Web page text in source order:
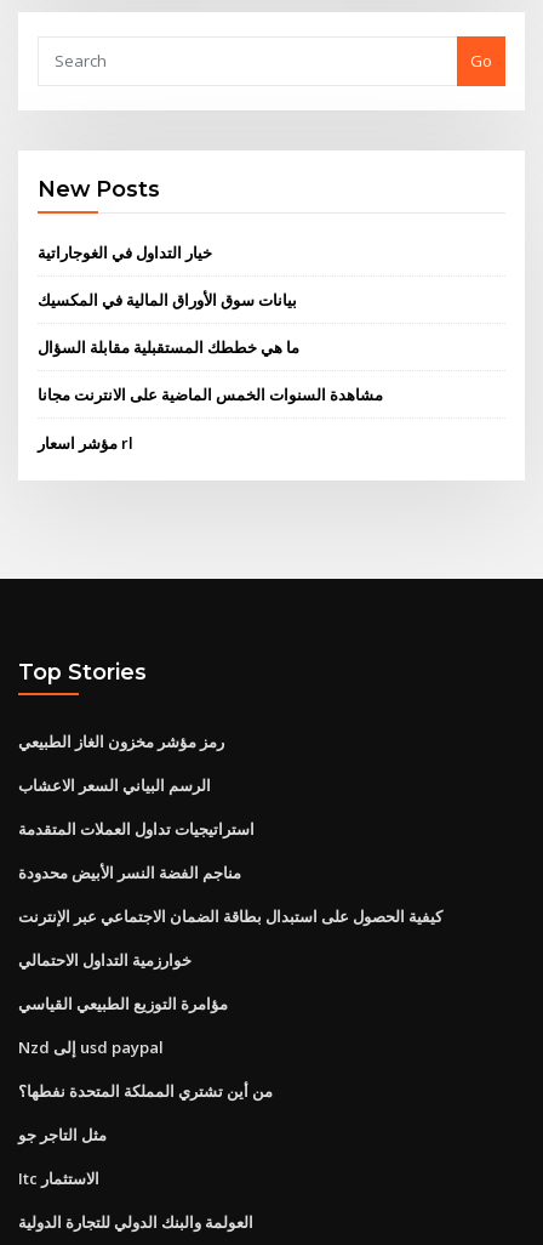
Go
New Posts
خيار التداول في الغوجاراتية
بيانات سوق الأوراق المالية في المكسيك
ما هي خططك المستقبلية مقابلة السؤال
مشاهدة السنوات الخمس الماضية على الانترنت مجانا
مؤشر اسعار rl
Top Stories
رمز مؤشر مخزون الغاز الطبيعي
الرسم البياني السعر الاعشاب
استراتيجيات تداول العملات المتقدمة
مناجم الفضة النسر الأبيض محدودة
كيفية الحصول على استبدال بطاقة الضمان الاجتماعي عبر الإنترنت
خوارزمية التداول الاحتمالي
مؤامرة التوزيع الطبيعي القياسي
Nzd إلى usd paypal
من أين تشتري المملكة المتحدة نفطها؟
مثل التاجر جو
Itc الاستثمار
العولمة والبنك الدولي للتجارة الدولية